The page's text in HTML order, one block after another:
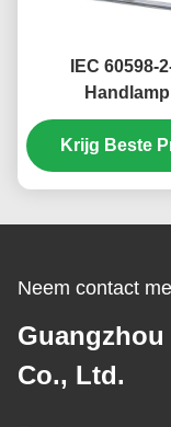
IEC 60598-
Handlamp
400mm
Krijg Beste
Neem contact
Co., Ltd.